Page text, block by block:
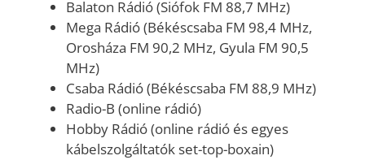
Balaton Rádió (Siófok FM 88,7 MHz)
Mega Rádió (Békéscsaba FM 98,4 MHz,
Orosháza FM 90,2 MHz, Gyula FM 90,5
MHz)
Csaba Rádió (Békéscsaba FM 88,9 MHz)
Radio-B (online rádió)
Hobby Rádió (online rádió és egyes
kábelszolgáltatók set-top-boxain)